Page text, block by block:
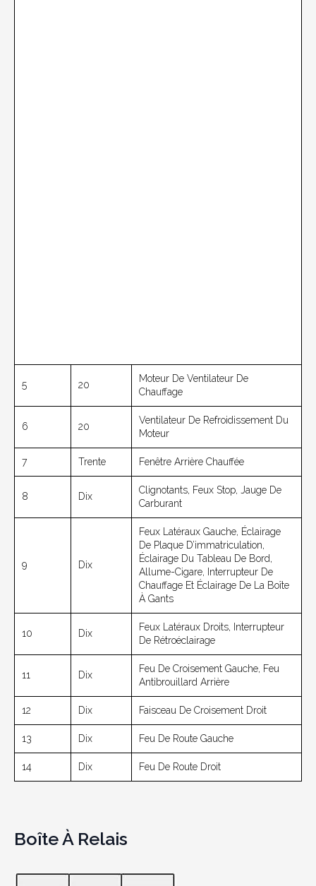
5 20
Moteur De Ventilateur De
Chauffage
6 20
Ventilateur De Refroidissement Du
Moteur
7 Trente Fenêtre Arrière Chauffée
8 Dix
Clignotants, Feux Stop, Jauge De
Carburant
9 Dix
Feux Latéraux Gauche, Éclairage
De Plaque D’immatriculation,
Éclairage Du Tableau De Bord,
Allume-Cigare, Interrupteur De
Chauffage Et Éclairage De La Boîte
À Gants
10 Dix
Feux Latéraux Droits, Interrupteur
De Rétroéclairage
11 Dix
Feu De Croisement Gauche, Feu
Antibrouillard Arrière
12 Dix Faisceau De Croisement Droit
13 Dix Feu De Route Gauche
14 Dix Feu De Route Droit
Boîte À Relais